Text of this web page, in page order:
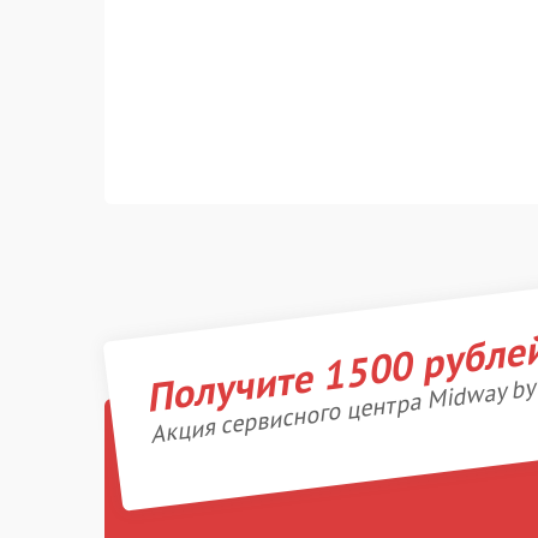
Получите 1500
Акция сервисного центра Midway